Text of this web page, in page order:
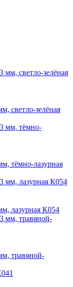
светло-зелёная
тёмно-лазурная
лазурная К054
травяной-